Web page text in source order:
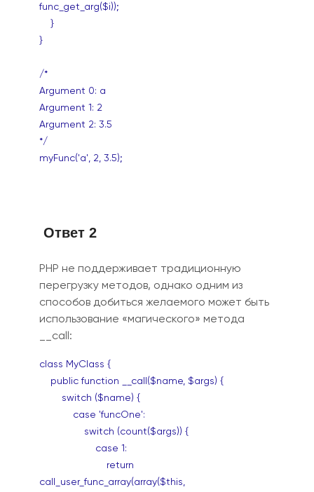
func_get_arg($i));
}
}
/*
Argument 0: a
Argument 1: 2
Argument 2: 3.5
*/
myFunc('a', 2, 3.5);
Ответ 2
PHP не поддерживает традиционную
перегрузку методов, однако одним из
способов добиться желаемого может быть
использование «магического» метода
__call:
class MyClass {
public function __call($name, $args) {
switch ($name) {
case 'funcOne':
switch (count($args)) {
case 1:
return
call_user_func_array(array($this,